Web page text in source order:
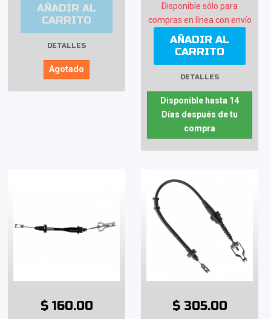
AÑADIR AL
CARRITO
DETALLES
Agotado
Disponible sólo para
compras en línea con envío
AÑADIR AL
CARRITO
DETALLES
Disponible hasta 14
Días después de tu
compra
$ 160.00 $ 305.00